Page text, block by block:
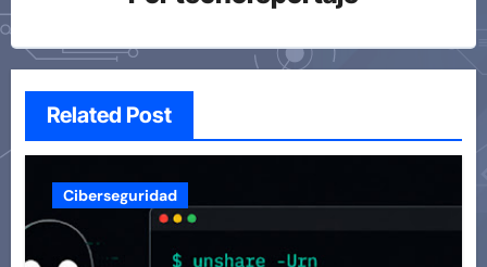
Related Post
Ciberseguridad